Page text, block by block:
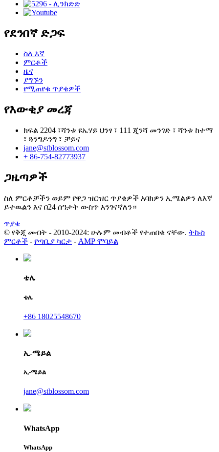
የደንበኛ ድጋፍ
ስለ እኛ
ምርቶች
ዜና
ያግኙን
የሚጠየቁ ጥያቄዎች
የእውቂያ መረጃ
ክፍል 2204 ፣ሻንቱ ዩኤሃይ ህንፃ ፣ 111 ጂንሻ መንገድ ፣ ሻንቱ ከተማ
፣ ጓንግዶንግ ፣ ቻይና
jane@stblossom.com
+ 86-754-82773937
ጋዜጣዎች
ስለ ምርቶቻችን ወይም የዋጋ ዝርዝር ጥያቄዎች እባክዎን ኢሜልዎን ለእኛ
ይተዉልን እና በ24 ሰዓታት ውስጥ እንገናኛለን።
ጥያቄ
© የቅጂ መብት - 2010-2024: ሁሉም መብቶች የተጠበቁ ናቸው. ትኩስ
ምርቶች - የጣቢያ ካርታ - AMP ሞባይል
ቴሌ
ቴሌ
+86 18025548670
ኢ-ሜይል
ኢ-ሜይል
jane@stblossom.com
WhatsApp
WhatsApp